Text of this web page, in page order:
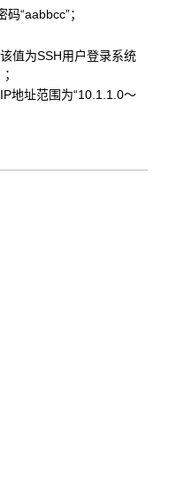
“aabbcc”；
值为SSH用户登录系统
地址范围为“10.1.1.0～